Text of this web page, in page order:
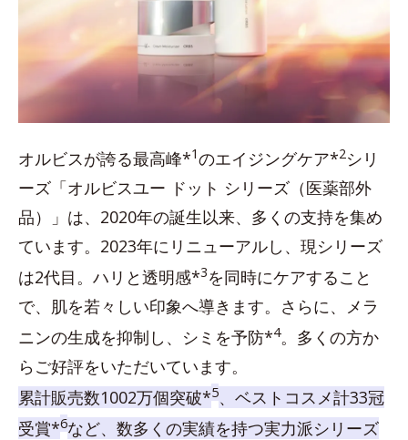
オルビスが誇る最高峰*1のエイジングケア*2シリ
ーズ「オルビスユー ドット シリーズ（医薬部外
品）」は、2020年の誕生以来、多くの支持を集め
ています。2023年にリニューアルし、現シリーズ
は2代目。ハリと透明感*3を同時にケアすること
で、肌を若々しい印象へ導きます。さらに、メラ
ニンの生成を抑制し、シミを予防*4。多くの方か
らご好評をいただいています。
累計販売数1002万個突破*5、ベストコスメ計33冠
受賞*6など、数多くの実績を持つ実力派シリーズ